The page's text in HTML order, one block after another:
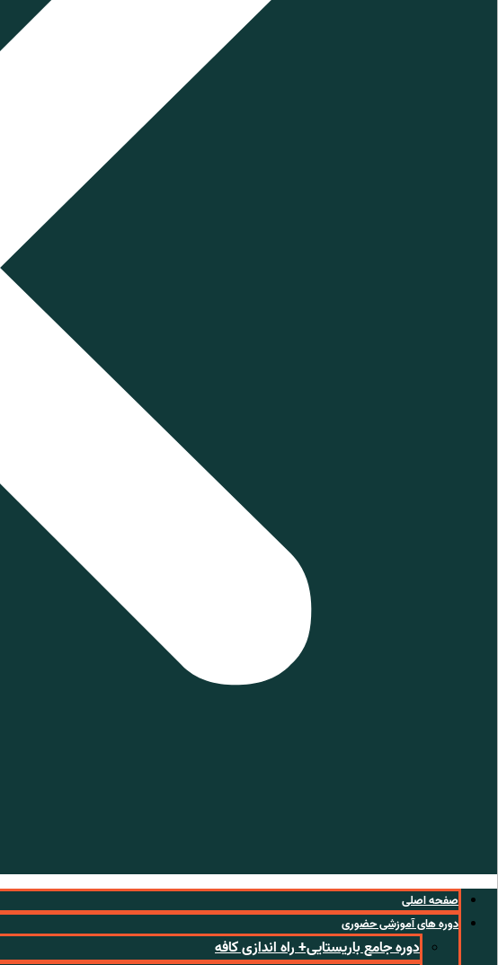
صفحه اصلی
دوره های آموزشی حضوری
دوره جامع باریستایی+ راه اندازی کافه